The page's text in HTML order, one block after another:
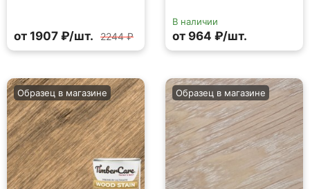
от 1907 ₽/шт. 2244 ₽
В наличии
от 964 ₽/шт.
Образец в магазине Образец в магазине